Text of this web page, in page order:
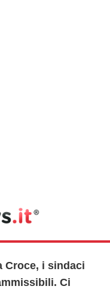
Croce, i sindaci
Ci